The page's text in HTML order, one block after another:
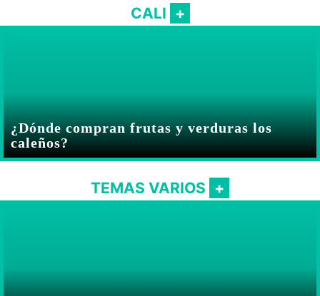
CALI
¿Dónde compran frutas y verduras los
caleños?
TEMAS VARIOS